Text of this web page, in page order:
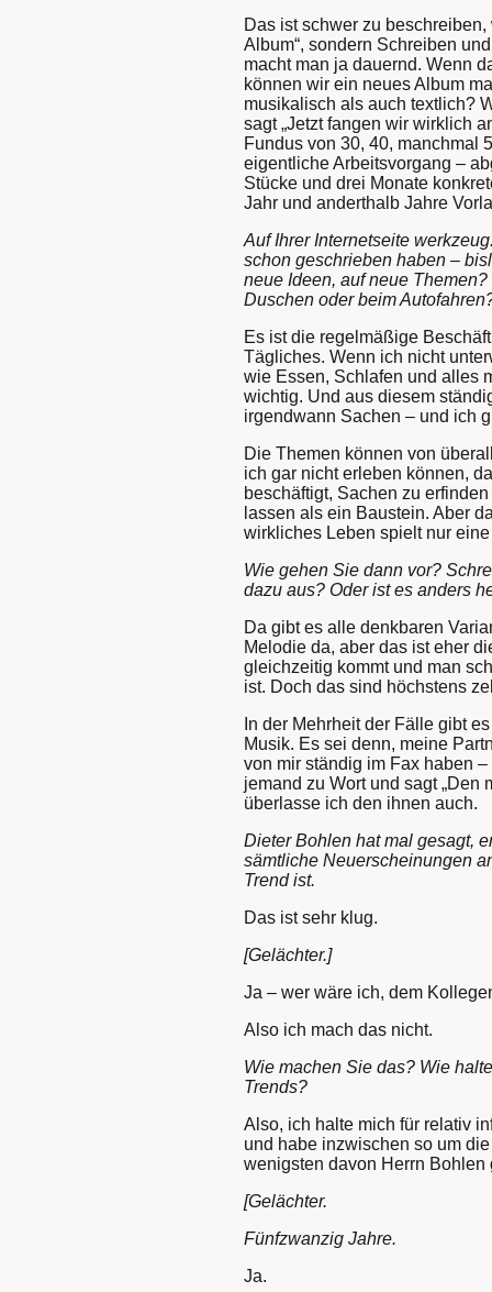
Das ist schwer zu
Album“, sondern Schreiben
macht man ja dauernd. Wenn
können wir ein neues Album
musikalisch als auch textlich?
sagt „Jetzt fangen wir wirklich
Fundus von 30, 40, manchmal
eigentliche Arbeitsvorgang –
Stücke und drei Monate
Jahr und anderthalb Jahre
Auf Ihrer Internetseite
schon geschrieben haben –
neue Ideen, auf neue
Duschen oder beim
Es ist die regelmäßige
Tägliches. Wenn ich nicht
wie Essen, Schlafen und alles
wichtig. Und aus diesem
irgendwann Sachen – und ich
Die Themen können von
ich gar nicht erleben können,
beschäftigt, Sachen zu
lassen als ein Baustein. Aber
wirkliches Leben spielt nur
Wie gehen Sie dann vor?
dazu aus? Oder ist es anders
Da gibt es alle denkbaren
Melodie da, aber das ist eher
gleichzeitig kommt und man
ist. Doch das sind höchstens
In der Mehrheit der Fälle gibt
Musik. Es sei denn, meine
von mir ständig im Fax haben
jemand zu Wort und sagt „Den
überlasse ich den ihnen auch.
Dieter Bohlen hat mal gesagt,
sämtliche Neuerscheinungen
Trend ist.
Das ist sehr klug.
[Gelächter.]
Ja – wer wäre ich, dem
Also ich mach das nicht.
Wie machen Sie das? Wie
Trends?
Also, ich halte mich für relativ
und habe inzwischen so um
wenigsten davon Herrn
[Gelächter.
Fünfzwanzig Jahre.
Ja.